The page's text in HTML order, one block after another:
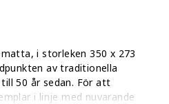
i storleken 350 x 273
av traditionella
50 år sedan. För att
i linje med nuvarande